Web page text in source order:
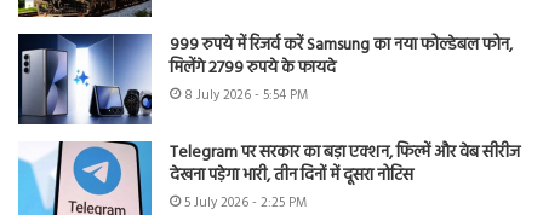
999 रुपये में रिजर्व करें Samsung का नया फोल्डेबल फोन,
मिलेंगे 2799 रुपये के फायदे
8 July 2026 - 5:54 PM
Telegram पर सरकार का बड़ा एक्शन, फिल्में और वेब सीरीज
देखना पड़ेगा भारी, तीन दिनों में दूसरा नोटिस
5 July 2026 - 2:25 PM